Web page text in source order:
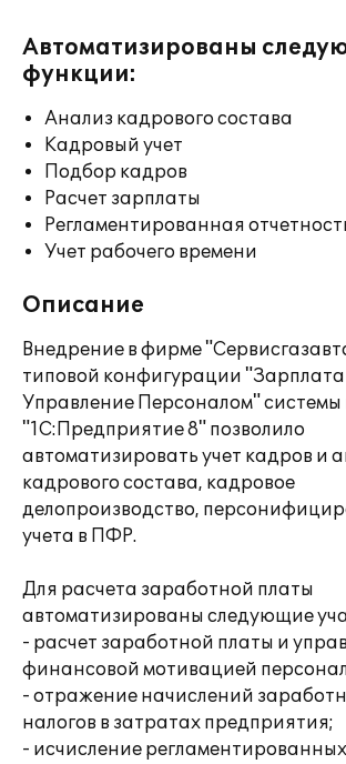
Автоматизированы
функции:
Анализ кадрового состава
Кадровый учет
Подбор кадров
Расчет зарплаты
Регламентированная
Учет рабочего времени
Описание
Внедрение в фирме
типовой конфигурации "Зарплата
Управление Персоналом"
"1С:Предприятие 8" позволило
автоматизировать учет кадров и
кадрового состава, кадровое
делопроизводство,
учета в ПФР.
Для расчета заработной платы
автоматизированы следующие
- расчет заработной платы и
финансовой мотивацией
- отражение начислений
налогов в затратах предприятия;
- исчисление регламентированных